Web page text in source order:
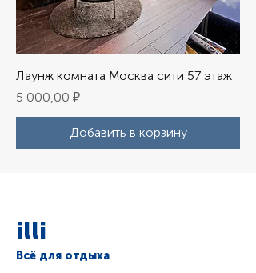
Лаунж комната Москва сити 57 этаж
Цена
5 000,00 ₽
Добавить в корзину
illi
Всё для отдыха